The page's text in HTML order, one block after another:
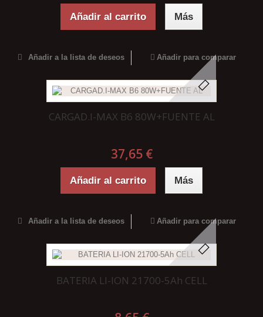
Añadir al carrito Más
Añadir a la lista de deseos Añadir para comparar
CARGAD.I-MAX B6 80W+FUENTE AL
37,65 €
Añadir al carrito Más
Añadir a la lista de deseos Añadir para comparar
BATERIA LI-ION 21700-5Ah CELL